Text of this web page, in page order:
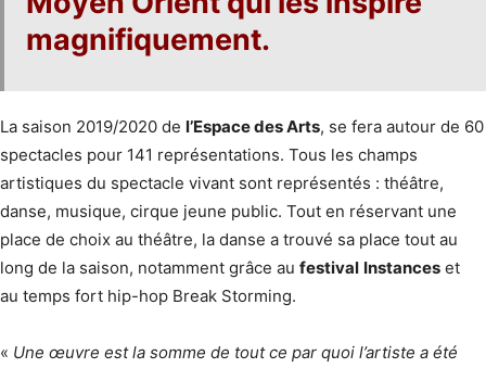
magnifiquement.
La saison 2019/2020 de l’Espace des Arts, se fera autour de 60
spectacles pour 141 représentations. Tous les champs
artistiques du spectacle vivant sont représentés : théâtre,
danse, musique, cirque jeune public. Tout en réservant une
place de choix au théâtre, la danse a trouvé sa place tout au
long de la saison, notamment grâce au festival Instances et
au temps fort hip-hop Break Storming.
« Une œuvre est la somme de tout ce par quoi l’artiste a été